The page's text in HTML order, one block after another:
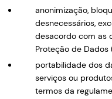
anonimização,
desnecessários,
desacordo com as
Proteção de Dados
portabilidade dos
serviços ou
termos da